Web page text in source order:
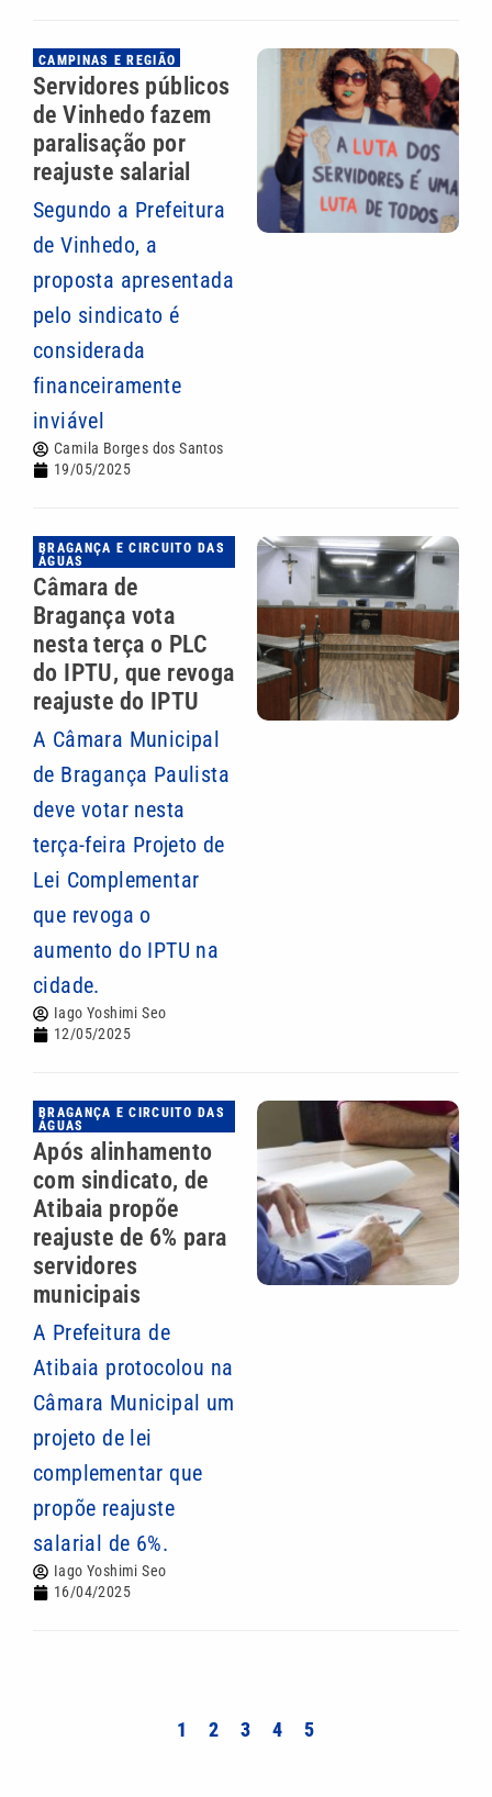
CAMPINAS E REGIÃO
Servidores públicos
de Vinhedo fazem
paralisação por
reajuste salarial
Segundo a Prefeitura
de Vinhedo, a
proposta apresentada
pelo sindicato é
considerada
financeiramente
inviável
Camila Borges dos Santos
19/05/2025
BRAGANÇA E CIRCUITO DAS
ÁGUAS
Câmara de
Bragança vota
nesta terça o PLC
do IPTU, que revoga
reajuste do IPTU
A Câmara Municipal
de Bragança Paulista
deve votar nesta
terça-feira Projeto de
Lei Complementar
que revoga o
aumento do IPTU na
cidade.
Iago Yoshimi Seo
12/05/2025
BRAGANÇA E CIRCUITO DAS
ÁGUAS
Após alinhamento
com sindicato, de
Atibaia propõe
reajuste de 6% para
servidores
municipais
A Prefeitura de
Atibaia protocolou na
Câmara Municipal um
projeto de lei
complementar que
propõe reajuste
salarial de 6%.
Iago Yoshimi Seo
16/04/2025
1 2 3 4 5